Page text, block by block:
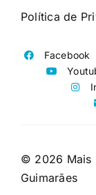
Política de
Facebook
© 2026 Mais
Guimarães